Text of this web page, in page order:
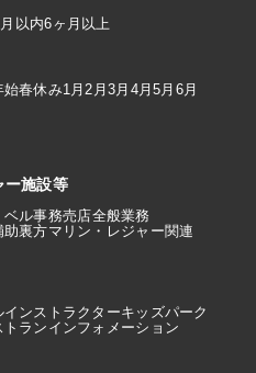
以内6ヶ月以上
始春休み1月2月3月 4月5月 6月
ー施設等
ベル事務売店全般業務
助裏方マリン・レジャー関連
インストラクターキッズパーク
ランインフォメーション